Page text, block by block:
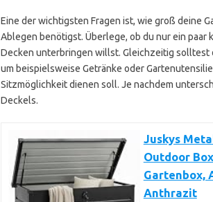
Eine der wichtigsten Fragen ist, wie groß deine
Ablegen benötigst. Überlege, ob du nur ein
Decken unterbringen willst. Gleichzeitig
um beispielsweise Getränke oder
Sitzmöglichkeit dienen soll. Je nachdem
Deckels.
Juskys
Outdoor
Gartenbox,
Anthrazit